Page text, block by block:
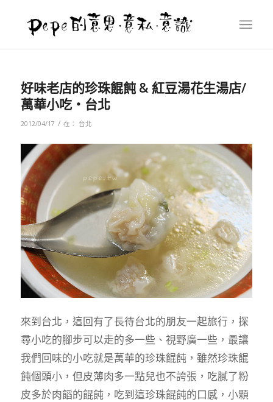
好味老店的珍珠餛飩 & 紅豆湯花生湯店/
萬華小吃‧台北
2012/04/17 / 在： 台北
來到台北，這回有了長待台北的朋友一起旅行，探
尋小吃的腳步可以走的多一些、視野廣一些，最讓
我們回味的小吃就是萬華的珍珠餛飩，雖然珍珠餛
飩個頭小，但皮薄肉多一點兒也不誇張，吃膩了粉
皮多於肉饀的餛飩，吃到這珍珠餛飩的口感，小顆